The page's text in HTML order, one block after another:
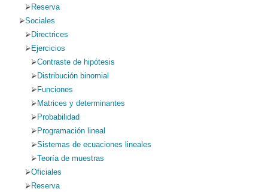
Reserva
Sociales
Directrices
Ejercicios
Contraste de hipótesis
Distribución binomial
Funciones
Matrices y determinantes
Probabilidad
Programación lineal
Sistemas de ecuaciones lineales
Teoría de muestras
Oficiales
Reserva